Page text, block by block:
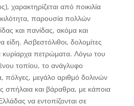
χαρακτηρίζεται από ποικιλία
παρουσία πολλών
και πανίδας, ακόμα και
είδη. Ασβεστόλιθοι, δολομίτες
κυρίαρχα πετρώματα. Λόγω του
τοπίου, το ανάγλυφο
πόλγες, μεγάλο αριθμό δολινών
σπήλαια και βάραθρα, με κάποια
να εντοπίζονται σε